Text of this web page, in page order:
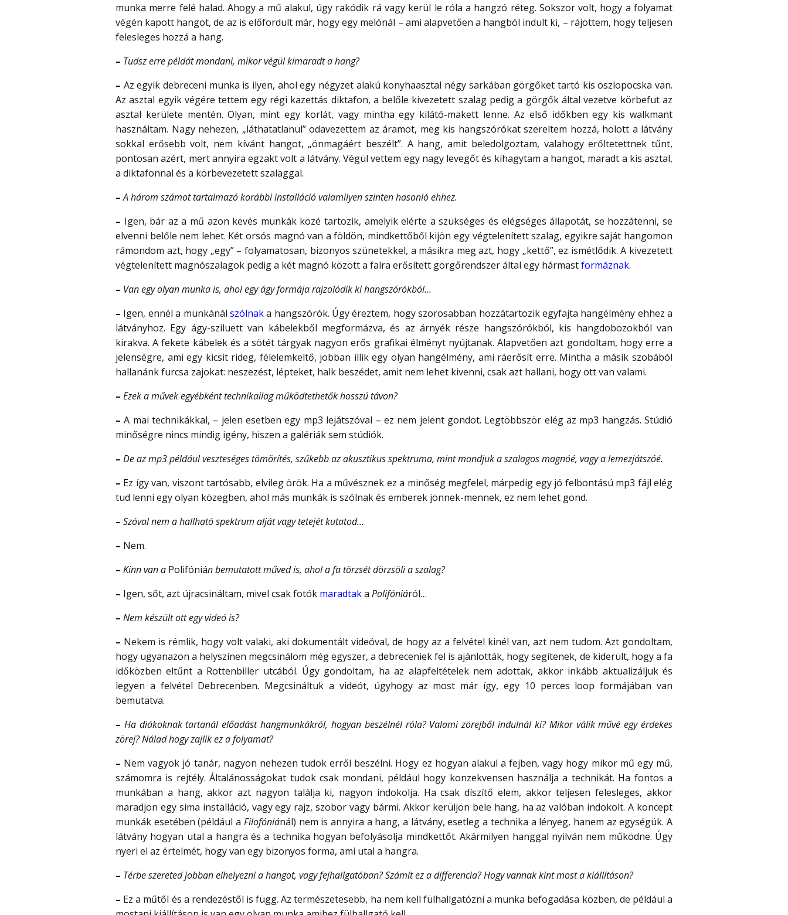
munka merre felé halad. Ahogy a mű alakul, úgy rakódik rá vagy kerül le róla a hangzó réteg. Sokszor volt, hogy a folyamat
végén kapott hangot, de az is előfordult már, hogy egy melónál – ami alapvetően a hangból indult ki, – rájöttem, hogy teljesen
felesleges hozzá a hang.
– Tudsz erre példát mondani, mikor végül kimaradt a hang?
– Az egyik debreceni munka is ilyen, ahol egy négyzet alakú konyhaasztal négy sarkában görgőket tartó kis oszlopocska van.
Az asztal egyik végére tettem egy régi kazettás diktafon, a belőle kivezetett szalag pedig a görgők által vezetve körbefut az
asztal kerülete mentén. Olyan, mint egy korlát, vagy mintha egy kilátó-makett lenne. Az első időkben egy kis walkmant
használtam. Nagy nehezen, „láthatatlanul” odavezettem az áramot, meg kis hangszórókat szereltem hozzá, holott a látvány
sokkal erősebb volt, nem kívánt hangot, „önmagáért beszélt”. A hang, amit beledolgoztam, valahogy erőltetettnek tűnt,
pontosan azért, mert annyira egzakt volt a látvány. Végül vettem egy nagy levegőt és kihagytam a hangot, maradt a kis asztal,
a diktafonnal és a körbevezetett szalaggal.
– A három számot tartalmazó korábbi installáció valamilyen szinten hasonló ehhez.
– Igen, bár az a mű azon kevés munkák közé tartozik, amelyik elérte a szükséges és elégséges állapotát, se hozzátenni, se
elvenni belőle nem lehet. Két orsós magnó van a földön, mindkettőből kijön egy végtelenített szalag, egyikre saját hangomon
rámondom azt, hogy „egy” – folyamatosan, bizonyos szünetekkel, a másikra meg azt, hogy „kettő”, ez ismétlődik. A kivezetett
végtelenített magnószalagok pedig a két magnó között a falra erősített görgőrendszer által egy hármastformáznak.
– Van egy olyan munka is, ahol egy ágy formája rajzolódik ki hangszórókból…
– Igen, ennél a munkánál szólnaka hangszórók. Úgy éreztem, hogy szorosabban hozzátartozik egyfajta hangélmény ehhez a
látványhoz. Egy ágy-sziluett van kábelekből megformázva, és az árnyék része hangszórókból, kis hangdobozokból van
kirakva. A fekete kábelek és a sötét tárgyak nagyon erős grafikai élményt nyújtanak. Alapvetően azt gondoltam, hogy erre a
jelenségre, ami egy kicsit rideg, félelemkeltő, jobban illik egy olyan hangélmény, ami ráerősít erre. Mintha a másik szobából
hallanánk furcsa zajokat: neszezést, lépteket, halk beszédet, amit nem lehet kivenni, csak azt hallani, hogy ott van valami.
– Ezek a művek egyébként technikailag működtethetők hosszú távon?
– A mai technikákkal, – jelen esetben egy mp3 lejátszóval – ez nem jelent gondot. Legtöbbször elég az mp3 hangzás. Stúdió
minőségre nincs mindig igény, hiszen a galériák sem stúdiók.
– De az mp3 például veszteséges tömörítés, szűkebb az akusztikus spektruma, mint mondjuk a szalagos magnóé, vagy a lemezjátszóé.
– Ez így van, viszont tartósabb, elvileg örök. Ha a művésznek ez a minőség megfelel, márpedig egy jó felbontású mp3 fájl elég
tud lenni egy olyan közegben, ahol más munkák is szólnak és emberek jönnek-mennek, ez nem lehet gond.
– Szóval nem a hallható spektrum alját vagy tetejét kutatod…
– Nem.
– Kinn van a Polifónián bemutatott műved is, ahol a fa törzsét dörzsöli a szalag?
– Igen, sőt, azt újracsináltam, mivel csak fotók maradtaka Polifóniáról…
– Nem készült ott egy videó is?
– Nekem is rémlik, hogy volt valaki, aki dokumentált videóval, de hogy az a felvétel kinél van, azt nem tudom. Azt gondoltam,
hogy ugyanazon a helyszínen megcsinálom még egyszer, a debreceniek fel is ajánlották, hogy segítenek, de kiderült, hogy a fa
időközben eltűnt a Rottenbiller utcából. Úgy gondoltam, ha az alapfeltételek nem adottak, akkor inkább aktualizáljuk és
legyen a felvétel Debrecenben. Megcsináltuk a videót, úgyhogy az most már így, egy 10 perces loop formájában van
bemutatva.
– Ha diákoknak tartanál előadást hangmunkákról, hogyan beszélnél róla? Valami zörejből indulnál ki? Mikor válik művé egy érdekes
zörej? Nálad hogy zajlik ez a folyamat?
– Nem vagyok jó tanár, nagyon nehezen tudok erről beszélni. Hogy ez hogyan alakul a fejben, vagy hogy mikor mű egy mű,
számomra is rejtély. Általánosságokat tudok csak mondani, például hogy konzekvensen használja a technikát. Ha fontos a
munkában a hang, akkor azt nagyon találja ki, nagyon indokolja. Ha csak díszítő elem, akkor teljesen felesleges, akkor
maradjon egy sima installáció, vagy egy rajz, szobor vagy bármi. Akkor kerüljön bele hang, ha az valóban indokolt. A koncept
munkák esetében (például a Filofóniánál) nem is annyira a hang, a látvány, esetleg a technika a lényeg, hanem az egységük. A
látvány hogyan utal a hangra és a technika hogyan befolyásolja mindkettőt. Akármilyen hanggal nyilván nem működne. Úgy
nyeri el az értelmét, hogy van egy bizonyos forma, ami utal a hangra.
– Térbe szereted jobban elhelyezni a hangot, vagy fejhallgatóban? Számít ez a differencia? Hogy vannak kint most a kiállításon?
– Ez a műtől és a rendezéstől is függ. Az természetesebb, ha nem kell fülhallgatózni a munka befogadása közben, de például a